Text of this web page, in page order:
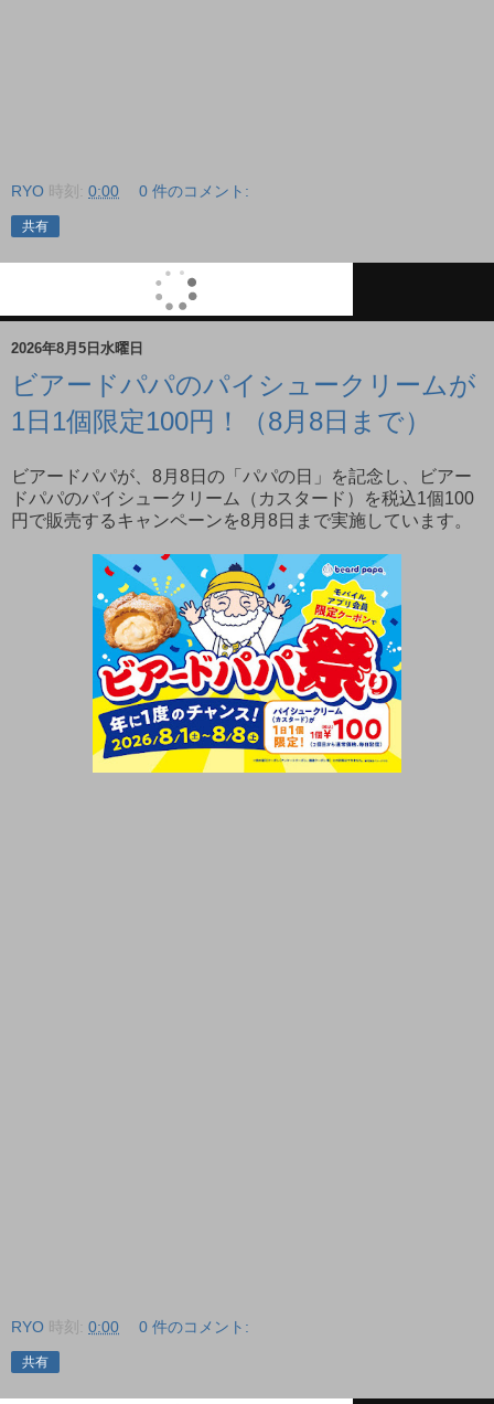
RYO 時刻: 0:00 0 件のコメント:
共有
2026年8月5日水曜日
ビアードパパのパイシュークリームが
1日1個限定100円！（8月8日まで）
ビアードパパが、8月8日の「パパの日」を記念し、ビアー
ドパパのパイシュークリーム（カスタード）を税込1個100
円で販売するキャンペーンを8月8日まで実施しています。
RYO 時刻: 0:00 0 件のコメント:
共有